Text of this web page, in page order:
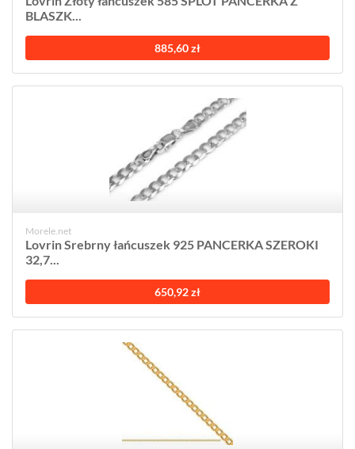
BLASZK...
885,60 zł
Morele.net
Lovrin Srebrny łańcuszek 925 PANCERKA SZEROKI
32,7...
650,92 zł